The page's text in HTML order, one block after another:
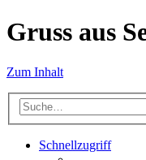
Gruss aus
Zum Inhalt
Schnellzugriff